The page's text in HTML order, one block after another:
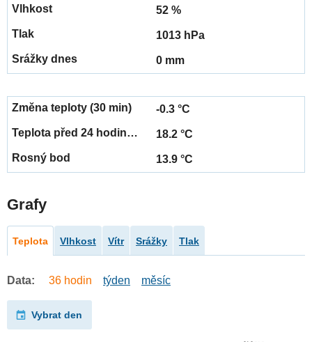
52 %
1013 hPa
0 mm
-0.3 °C
18.2 °C
13.9 °C
Grafy
Teplota Vlhkost Vítr Srážky Tlak
Data: 36 hodin týden měsíc
Vybrat den